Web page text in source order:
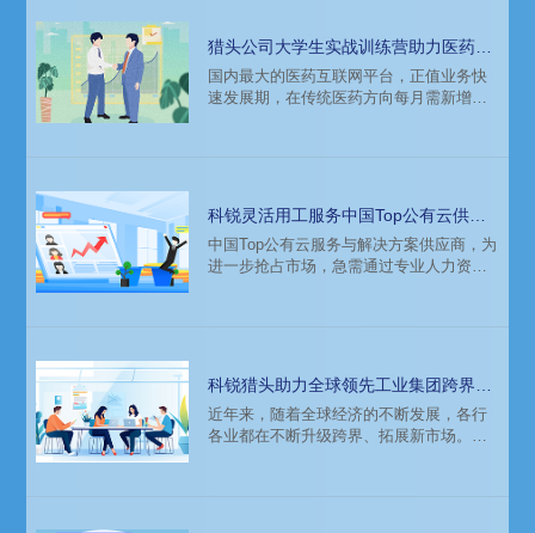
受限，无法增加人手，并且难以吸引到合
适的岗位候选人。于是，该公司决定委托
科锐国际猎头公司提供人力资源外包服
务。
猎头公司大学生实战训练营助力医药互
联网平台完成招聘任务
国内最大的医药互联网平台，正值业务快
速发展期，在传统医药方向每月需新增
招聘项目，既帮助该公司完成招聘需求，
又为大学生提供了实践机会，积累工作经
验。
科锐灵活用工服务中国Top公有云供应
商外包员工招聘和管理
中国Top公有云服务与解决方案供应商，为
进一步抢占市场，急需通过专业人力资源
科锐猎头助力全球领先工业集团跨界拓
展新市场
近年来，随着全球经济的不断发展，各行
各业都在不断升级跨界、拓展新市场。而